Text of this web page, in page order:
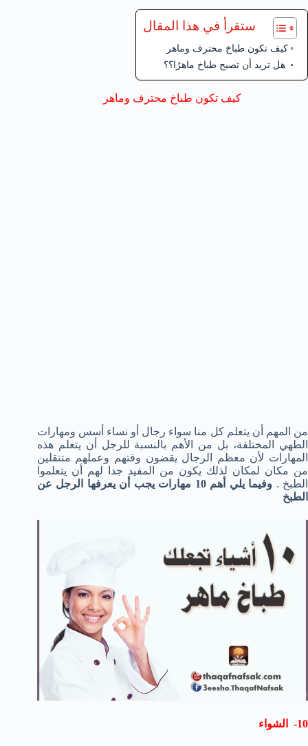
ستقرأ في هذا المقال
كيف تكون طباخ محترف وماهر
هل تريد أن تصبح طباخ ماهرًا؟؟
كيف تكون طباخ محترف وماهر
من المهم أن يتعلم كل منا سواء رجال أو نساء أسس ومهارات
الطهي المختلفة، بل من الأهم بالنسبة للرجل أن يتعلم هذه
المهارات لأن معظم الرجال يقضون وقتهم وعملهم متنقلين
من مكان لمكان لذلك يكون من المفيد جدا لهم أن يتعلموا
الطبخ .
وفيما يلي أهم 10 مهارات يجب أن يعرفها الرجل عن
الطبخ
10- الشواء